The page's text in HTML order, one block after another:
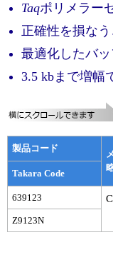
装置・ソフトウェア
テクニカルサポート
リアルタイムPCR （
プライマー・プロ
機器ソフトウェア・
リアルタイムPCR
遺伝子検査ガイド
NGSポータルサイト
Taqポリメラー
正確性を損な
最適化したバ
3.5 kbまで増幅
製品コード
Takara Code
639123
Z9123N